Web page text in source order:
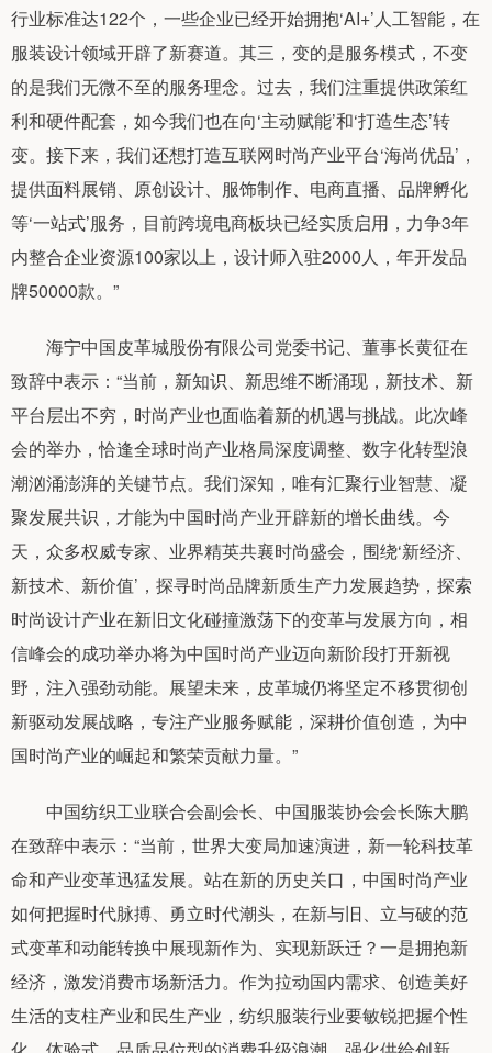
行业标准达122个，一些企业已经开始拥抱‘AI+’人工智能，在
服装设计领域开辟了新赛道。其三，变的是服务模式，不变
的是我们无微不至的服务理念。过去，我们注重提供政策红
利和硬件配套，如今我们也在向‘主动赋能’和‘打造生态’转
变。接下来，我们还想打造互联网时尚产业平台‘海尚优品’，
提供面料展销、原创设计、服饰制作、电商直播、品牌孵化
等‘一站式’服务，目前跨境电商板块已经实质启用，力争3年
内整合企业资源100家以上，设计师入驻2000人，年开发品
牌50000款。”
海宁中国皮革城股份有限公司党委书记、董事长黄征在
致辞中表示：“当前，新知识、新思维不断涌现，新技术、新
平台层出不穷，时尚产业也面临着新的机遇与挑战。此次峰
会的举办，恰逢全球时尚产业格局深度调整、数字化转型浪
潮汹涌澎湃的关键节点。我们深知，唯有汇聚行业智慧、凝
聚发展共识，才能为中国时尚产业开辟新的增长曲线。今
天，众多权威专家、业界精英共襄时尚盛会，围绕‘新经济、
新技术、新价值’，探寻时尚品牌新质生产力发展趋势，探索
时尚设计产业在新旧文化碰撞激荡下的变革与发展方向，相
信峰会的成功举办将为中国时尚产业迈向新阶段打开新视
野，注入强劲动能。展望未来，皮革城仍将坚定不移贯彻创
新驱动发展战略，专注产业服务赋能，深耕价值创造，为中
国时尚产业的崛起和繁荣贡献力量。”
中国纺织工业联合会副会长、中国服装协会会长陈大鹏
在致辞中表示：“当前，世界大变局加速演进，新一轮科技革
命和产业变革迅猛发展。站在新的历史关口，中国时尚产业
如何把握时代脉搏、勇立时代潮头，在新与旧、立与破的范
式变革和动能转换中展现新作为、实现新跃迁？一是拥抱新
经济，激发消费市场新活力。作为拉动国内需求、创造美好
生活的支柱产业和民生产业，纺织服装行业要敏锐把握个性